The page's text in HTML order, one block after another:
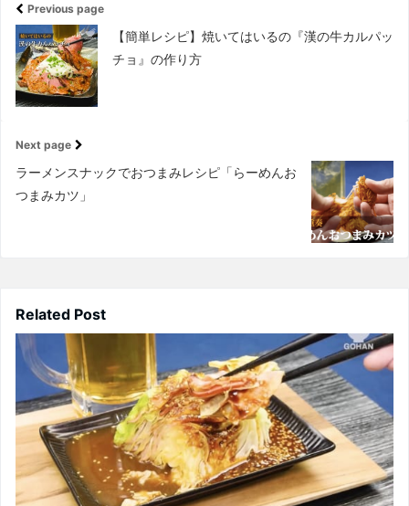
Previous page
【簡単レシピ】焼いてはいるの『漢の牛カルパッ
チョ』の作り方
Next page
ラーメンスナックでおつまみレシピ「らーめんお
つまみカツ」
Related Post